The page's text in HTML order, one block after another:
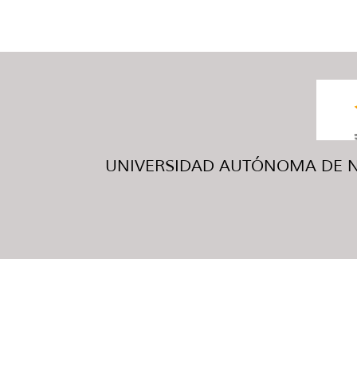
UNIVERSIDAD AUTÓNOMA DE